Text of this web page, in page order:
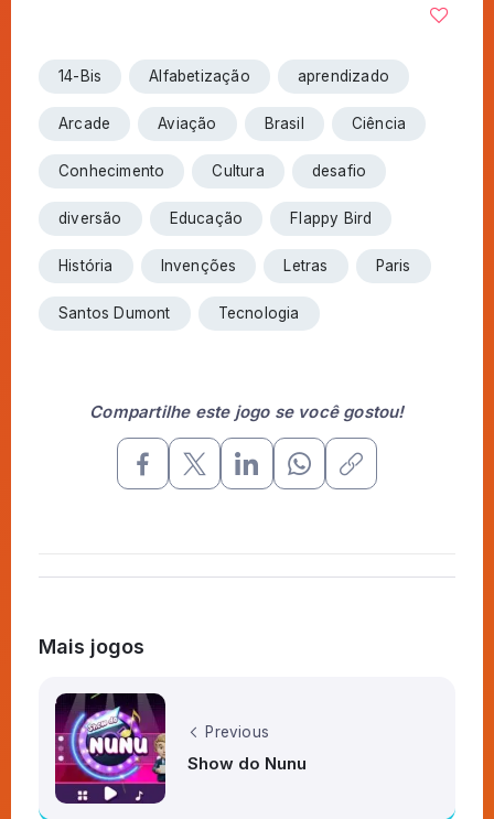
14-Bis Alfabetização aprendizado
Arcade Aviação Brasil Ciência
Conhecimento Cultura desafio
diversão Educação Flappy Bird
História Invenções Letras Paris
Santos Dumont Tecnologia
Compartilhe este jogo se você gostou!
Mais jogos
Previous
Show do Nunu